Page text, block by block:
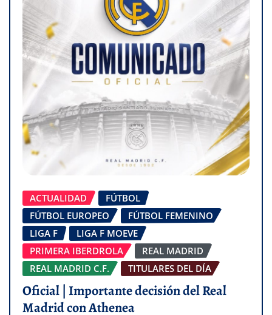
ACTUALIDAD
FÚTBOL
FÚTBOL EUROPEO
FÚTBOL FEMENINO
LIGA F
LIGA F MOEVE
PRIMERA IBERDROLA
REAL MADRID
REAL MADRID C.F.
TITULARES DEL DÍA
Oficial | Importante decisión del Real
Madrid con Athenea